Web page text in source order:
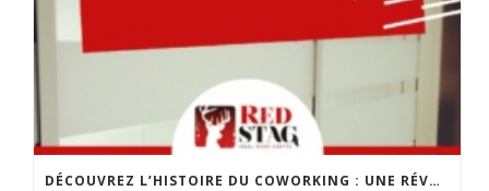
DÉCOUVREZ L’HISTOIRE DU COWORKING : UNE RÉVOLUTION DANS LE MONDE DU TRAVAIL